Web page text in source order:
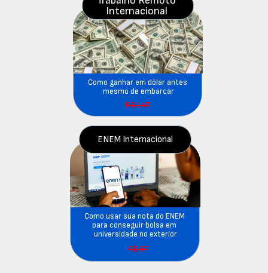
Internacional
ENEM Internacional
Como usar sua nota do ENEM
para conseguir bolsa em
universidade no exterior
Como ganhar em dólar antes
mesmo de embarcar
R$147
R$97